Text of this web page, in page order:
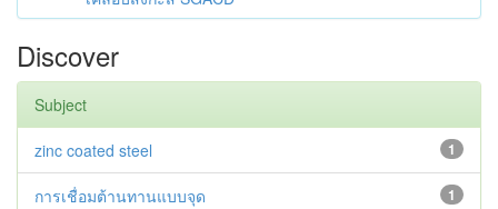
Discover
Subject
1
zinc coated steel
1
การเชื่อมต้านทานแบบจุด